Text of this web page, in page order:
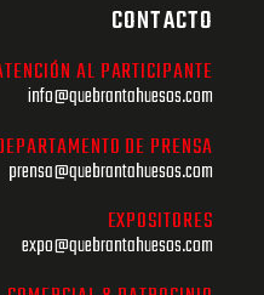
CONTACTO
AL PARTICIPANTE
info@quebrantahuesos.com
DE PRENSA
prensa@quebrantahuesos.com
EXPOSITORES
expo@quebrantahuesos.com